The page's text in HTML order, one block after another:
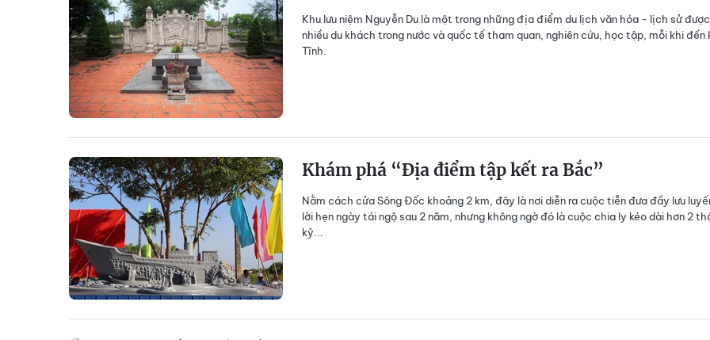
Khu lưu niệm Nguyễn Du là một trong những địa điểm du lịch văn hóa - lịch sử được
nhiều du khách trong nước và quốc tế tham quan, nghiên cứu, học tập, mỗi khi đến
Tĩnh.
Khám phá “Địa điểm tập kết ra Bắc”
Nằm cách cửa Sông Đốc khoảng 2 km, đây là nơi diễn ra cuộc tiễn đưa đầy lưu
lời hẹn ngày tái ngộ sau 2 năm, nhưng không ngờ đó là cuộc chia ly kéo dài hơn 2
kỷ...